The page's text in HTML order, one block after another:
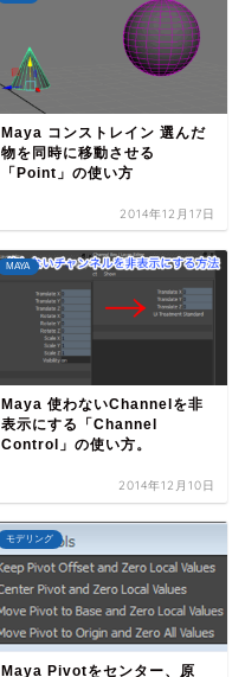
Maya コンストレイン 選んだ
物を同時に移動させる
「Point」の使い方
2014年12月17日
MAYA
Maya 使わないChannelを非
表示にする「Channel
Control」の使い方。
2014年12月10日
モデリング
Maya Pivotをセンター、原